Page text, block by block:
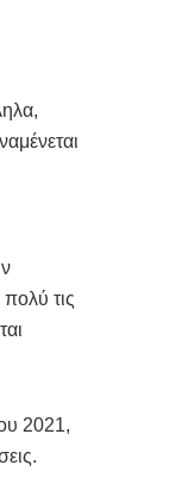
τις
2021,